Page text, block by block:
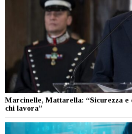
Marcinelle, Mattarella: “Sicurezza
chi lavora”